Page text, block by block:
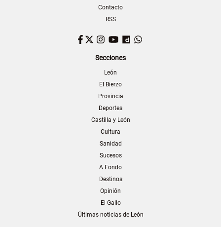
Contacto
RSS
Facebook
TwitterInstagram
YouTubeDailymotion
Secciones
León
El Bierzo
Provincia
Deportes
Castilla y León
Cultura
Sanidad
Sucesos
A Fondo
Destinos
Opinión
El Gallo
Últimas noticias de León